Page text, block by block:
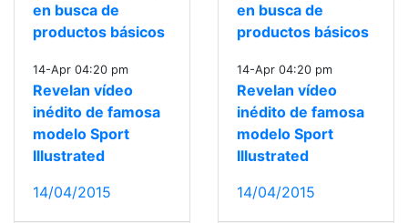
en busca de
productos básicos
14-Apr 04:20 pm
Revelan vídeo
inédito de famosa
modelo Sport
Illustrated
14/04/2015
en busca de
productos básicos
14-Apr 04:20 pm
Revelan vídeo
inédito de famosa
modelo Sport
Illustrated
14/04/2015